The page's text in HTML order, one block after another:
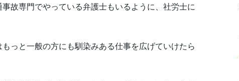
故専門でやっている弁護士もいるように、社労士に
っと一般の方にも馴染みある仕事を広げていけたら